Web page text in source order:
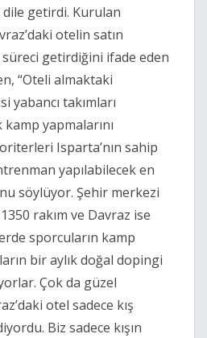
getirdi. Kurulan
otelin satın
süreci getirdiğini ifade eden
“Oteli almaktaki
yabancı takımları
yapmalarını
Isparta’nın sahip
yapılabilecek en
söylüyor. Şehir merkezi
rakım ve Davraz ise
sporcuların kamp
bir aylık doğal dopingi
Çok da güzel
otel sadece kış
Biz sadece kışın